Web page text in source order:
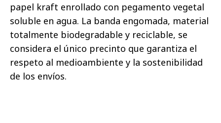
papel kraft enrollado con pegamento vegetal
soluble en agua. La banda engomada, material
totalmente biodegradable y reciclable, se
considera el único precinto que garantiza el
respeto al medioambiente y la sostenibilidad
de los envíos.